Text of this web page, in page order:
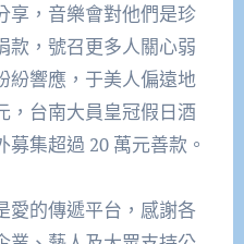
享，音樂會對他們是珍
款，號召更多人關心弱
紛響應，于美人偏遠地
，台南大員皇冠假日酒
集超過 20 萬元善款。
愛的傳遞平台，感謝各